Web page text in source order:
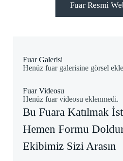
Fuar Resmi
Fuar Galerisi
Henüz fuar galerisine görsel
Fuar Videosu
Henüz fuar videosu eklenmedi.
Bu Fuara Katılmak
Hemen Formu
Ekibimiz Sizi Arasın